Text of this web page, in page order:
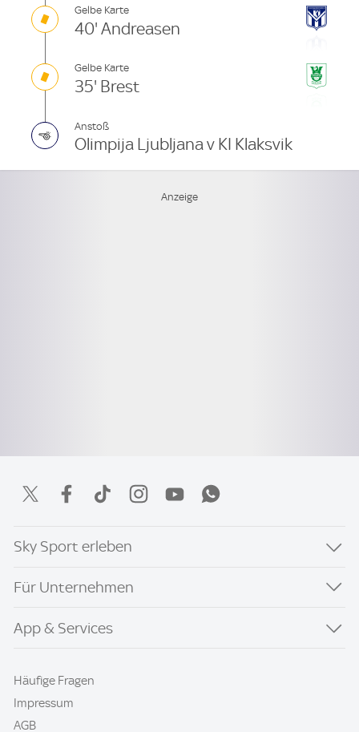
Gelbe Karte
40' Andreasen
Gelbe Karte
35' Brest
Anstoß
Olimpija Ljubljana v KI Klaksvik
Sky Sport erleben
Für Unternehmen
App & Services
Häufige Fragen
Impressum
AGB